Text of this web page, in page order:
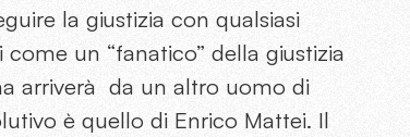
la giustizia con qualsiasi
un “fanatico” della giustizia
arriverà da un altro uomo di
è quello di Enrico Mattei. Il